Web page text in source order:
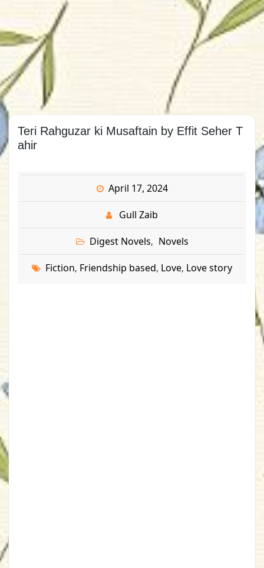
Teri Rahguzar ki Musaftain by Effit Seher T
ahir
April 17, 2024
Gull Zaib
Digest Novels, Novels
Fiction, Friendship based, Love, Love story